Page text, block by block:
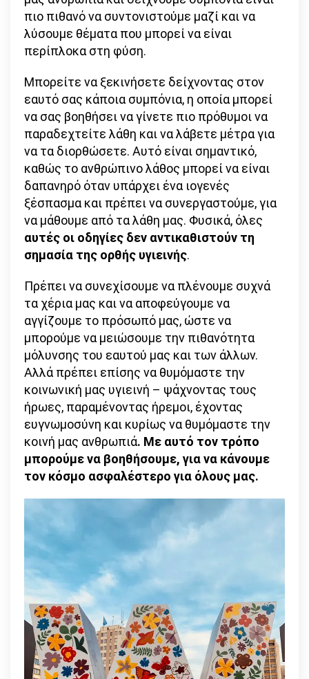
πιο πιθανό να συντονιστούμε μαζί και να
λύσουμε θέματα που μπορεί να είναι
περίπλοκα στη φύση.
Μπορείτε να ξεκινήσετε δείχνοντας στον
εαυτό σας κάποια συμπόνια, η οποία μπορεί
να σας βοηθήσει να γίνετε πιο πρόθυμοι να
παραδεχτείτε λάθη και να λάβετε μέτρα για
να τα διορθώσετε. Αυτό είναι σημαντικό,
καθώς το ανθρώπινο λάθος μπορεί να είναι
δαπανηρό όταν υπάρχει ένα ιογενές
ξέσπασμα και πρέπει να συνεργαστούμε, για
να μάθουμε από τα λάθη μας. Φυσικά, όλες
αυτές οι οδηγίες δεν αντικαθιστούν τη
σημασία της ορθής υγιεινής.
Πρέπει να συνεχίσουμε να πλένουμε συχνά
τα χέρια μας και να αποφεύγουμε να
αγγίζουμε το πρόσωπό μας, ώστε να
μπορούμε να μειώσουμε την πιθανότητα
μόλυνσης του εαυτού μας και των άλλων.
Αλλά πρέπει επίσης να θυμόμαστε την
κοινωνική μας υγιεινή – ψάχνοντας τους
ήρωες, παραμένοντας ήρεμοι, έχοντας
ευγνωμοσύνη και κυρίως να θυμόμαστε την
κοινή μας ανθρωπιά. Με αυτό τον τρόπο
μπορούμε να βοηθήσουμε, για να κάνουμε
τον κόσμο ασφαλέστερο για όλους μας.